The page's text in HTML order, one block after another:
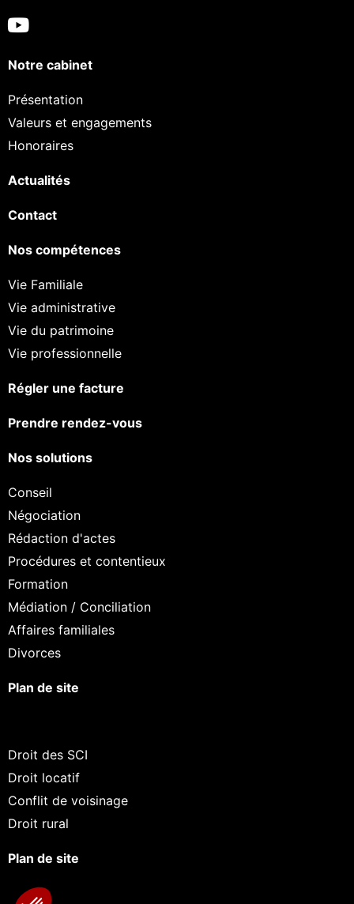
Notre cabinet
Présentation
Valeurs et engagements
Honoraires
Actualités
Contact
Nos compétences
Vie Familiale
Vie administrative
Vie du patrimoine
Vie professionnelle
Régler une facture
Prendre rendez-vous
Nos solutions
Conseil
Négociation
Rédaction d'actes
Procédures et contentieux
Formation
Médiation / Conciliation
Affaires familiales
Divorces
Plan de site
Droit des SCI
Droit locatif
Conflit de voisinage
Droit rural
Plan de site